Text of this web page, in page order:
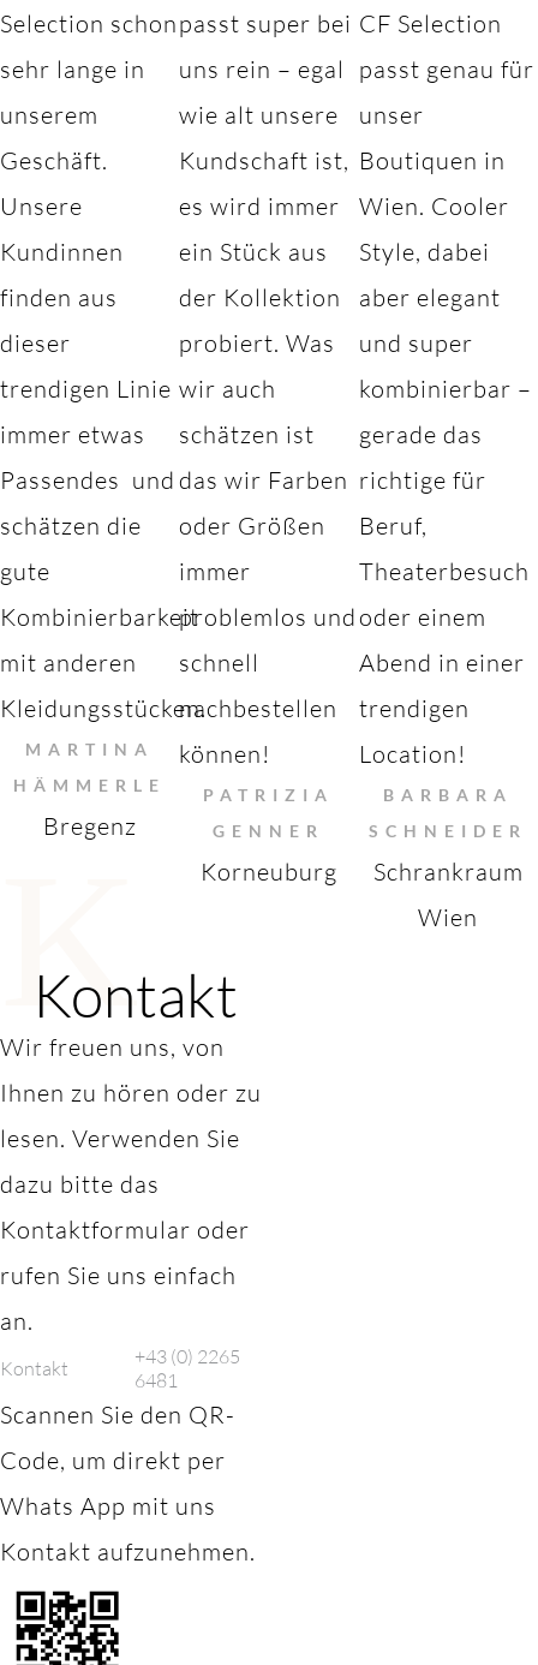
Selection schon
sehr lange in
unserem
Geschäft.
Unsere
Kundinnen
finden aus
dieser
trendigen Linie
immer etwas
Passendes und
schätzen die
gute
Kombinierbarkeit
mit anderen
Kleidungsstücken.
MARTINA
HÄMMERLE
Bregenz
passt super bei
uns rein – egal
wie alt unsere
Kundschaft ist,
es wird immer
ein Stück aus
der Kollektion
probiert. Was
wir auch
schätzen ist
das wir Farben
oder Größen
immer
problemlos und
schnell
nachbestellen
können!
PATRIZIA
GENNER
Korneuburg
CF Selection
passt genau für
unser
Boutiquen in
Wien. Cooler
Style, dabei
aber elegant
und super
kombinierbar –
gerade das
richtige für
Beruf,
Theaterbesuch
oder einem
Abend in einer
trendigen
Location!
BARBARA
SCHNEIDER
Schrankraum
Wien
K
Kontakt
Wir freuen uns, von
Ihnen zu hören oder zu
lesen. Verwenden Sie
dazu bitte das
Kontaktformular oder
rufen Sie uns einfach
an.
Kontakt
+43 (0) 2265
6481
Scannen Sie den QR-
Code, um direkt per
Whats App mit uns
Kontakt aufzunehmen.